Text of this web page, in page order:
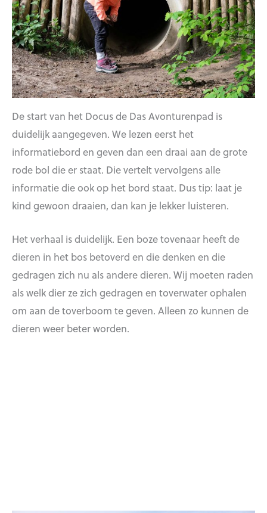
De start van het Docus de Das Avonturenpad is
duidelijk aangegeven. We lezen eerst het
informatiebord en geven dan een draai aan de grote
rode bol die er staat. Die vertelt vervolgens alle
informatie die ook op het bord staat. Dus tip: laat je
kind gewoon draaien, dan kan je lekker luisteren.
Het verhaal is duidelijk. Een boze tovenaar heeft de
dieren in het bos betoverd en die denken en die
gedragen zich nu als andere dieren. Wij moeten raden
als welk dier ze zich gedragen en toverwater ophalen
om aan de toverboom te geven. Alleen zo kunnen de
dieren weer beter worden.